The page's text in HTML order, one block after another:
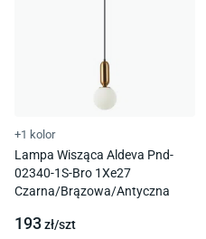
+1 kolor
Lampa Wisząca Aldeva Pnd-
02340-1S-Bro 1Xe27
Czarna/Brązowa/Antyczna
193zł/szt